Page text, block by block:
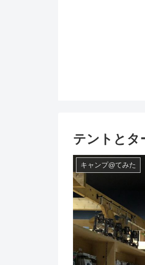
テントとタ
キャンプ@てみた